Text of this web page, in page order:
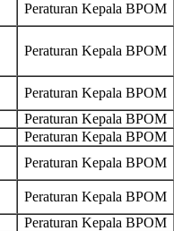
Peraturan Kepala BPOM
Peraturan Kepala BPOM
Peraturan Kepala BPOM
Peraturan Kepala BPOM
Peraturan Kepala BPOM
Peraturan Kepala BPOM
Peraturan Kepala BPOM
Peraturan Kepala BPOM